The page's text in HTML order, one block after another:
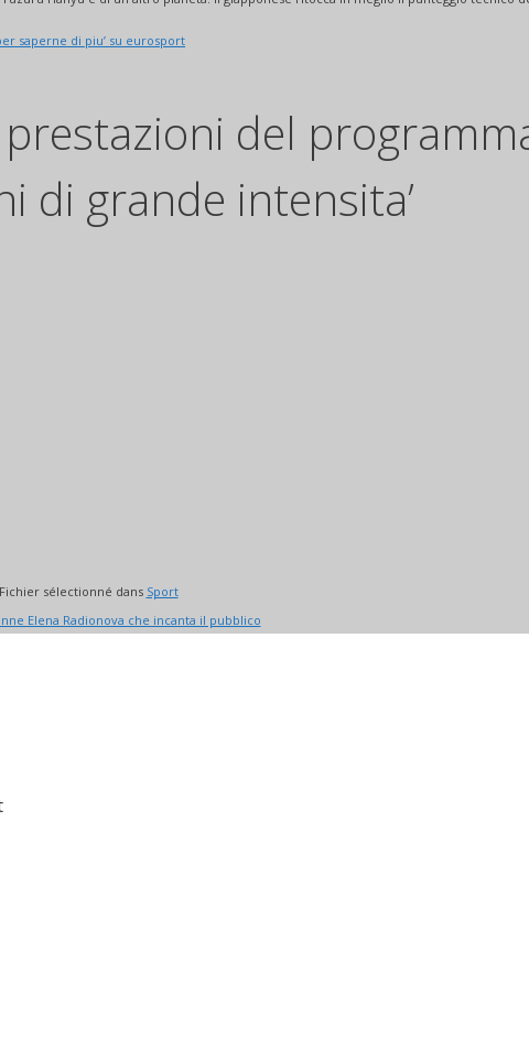
saperne di piu’ su eurosport
del
di grande intensita’
Fichier sélectionné dans Sport
Elena Radionova che incanta il pubblico